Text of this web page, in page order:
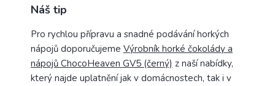
Náš tip
Pro rychlou přípravu a snadné podávání horkých
nápojů doporučujeme Výrobník horké čokolády a
nápojů ChocoHeaven GV5 (černý) z naší nabídky,
který najde uplatnění jak v domácnostech, tak i v